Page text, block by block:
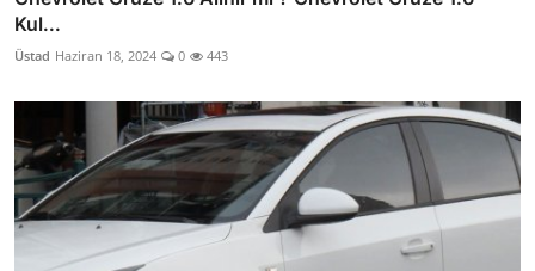
Kul...
Üstad Haziran 18, 2024 0 443